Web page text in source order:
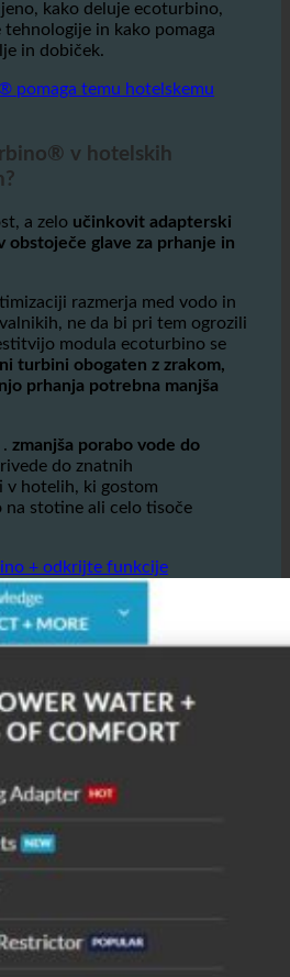
kako deluje ecoturbino,
tehnologije in kako pomaga
in dobiček.
pomaga temu hotelskemu
a zelo
obstoječe glave za prhanje in
razmerja med vodo in
ne da bi pri tem ogrozili
modula ecoturbino se
prhanja potrebna manjša
zmanjša porabo vode do
do znatnih
stotine ali celo tisoče
+ odkrijte funkcije